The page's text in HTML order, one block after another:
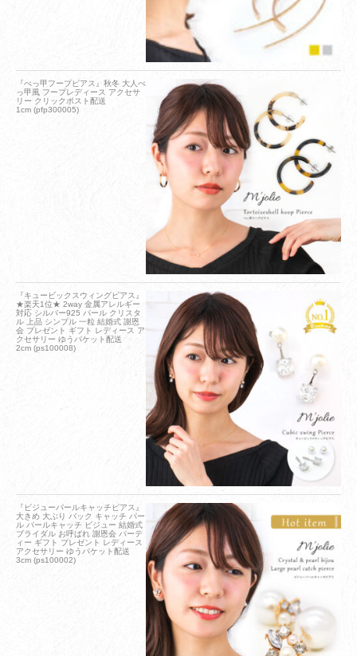
『べっ甲フープピアス』秋冬 大人べ
っ甲風 フープレディース アクセサ
リー クリックポスト配送
1cm (pfp300005)
『キュービックスウィングピアス』
★楽天1位★ 2way 金属アレルギー
対応 シルバー925 パール クリスタ
ル 上品 シンプル 一粒 結婚式 謝恩
会 プレゼント ギフト レディース ア
クセサリー ゆうパケット配送
2cm (ps100008)
『ビジューパールキャッチピアス』
大きめ 大ぶり バック キャッチ パー
ル パールキャッチ ビジュー 結婚式
ブライダル お呼ばれ 謝恩会 パーテ
ィー ギフト プレゼント レディース
アクセサリー ゆうパケット配送
3cm (ps100002)